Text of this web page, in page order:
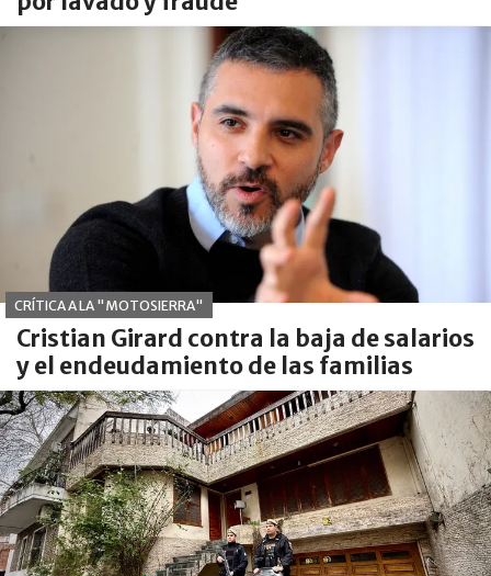
CRÍTICA A LA "MOTOSIERRA"
Cristian Girard contra la baja de salarios
y el endeudamiento de las familias